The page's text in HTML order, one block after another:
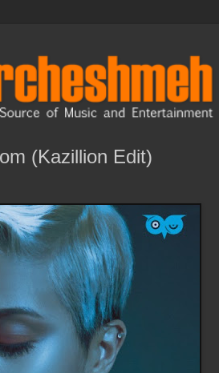
(Kazillion Edit)